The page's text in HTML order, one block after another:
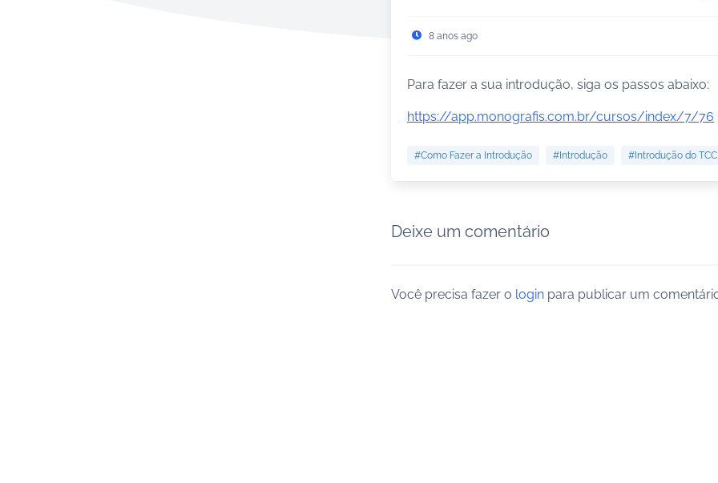
8 anos ago
Para fazer a sua introdução, siga os passos abaixo:
https://app.monografis.com.br/cursos/index/7/76
#Como Fazer a Introdução #Introdução #Introdução do TCC
Deixe um comentário
Você precisa fazer o login para publicar um